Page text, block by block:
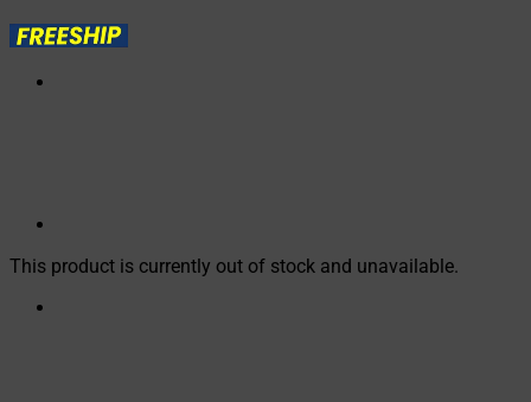
This product is currently out of stock and unavailable.